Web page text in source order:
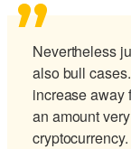
Nevertheless
also bull
increase away
an amount
cryptocurrency.